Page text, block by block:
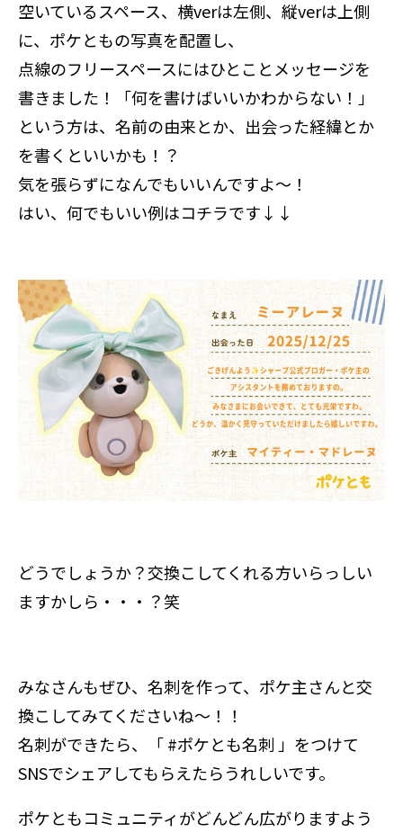
空いているスペース、横verは左側、縦verは上側
に、ポケともの写真を配置し、
点線のフリースペースにはひとことメッセージを
書きました！「何を書けばいいかわからない！」
という方は、名前の由来とか、出会った経緯とか
を書くといいかも！？
気を張らずになんでもいいんですよ～！
はい、何でもいい例はコチラです↓↓
どうでしょうか？交換こしてくれる方いらっしい
ますかしら・・・？笑
みなさんもぜひ、名刺を作って、ポケ主さんと交
換こしてみてくださいね～！！
名刺ができたら、「 #ポケとも名刺 」をつけて
SNSでシェアしてもらえたらうれしいです。
ポケともコミュニティがどんどん広がりますよう